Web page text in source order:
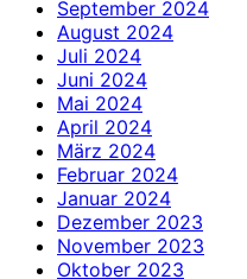
September 2024
August 2024
Juli 2024
Juni 2024
Mai 2024
April 2024
März 2024
Februar 2024
Januar 2024
Dezember 2023
November 2023
Oktober 2023